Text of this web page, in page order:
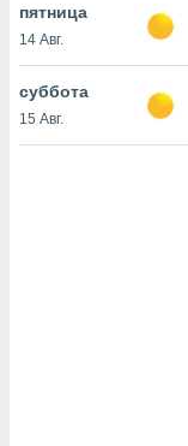
равно
нашим
пятница
14 Авг.
суббота
15 Авг.